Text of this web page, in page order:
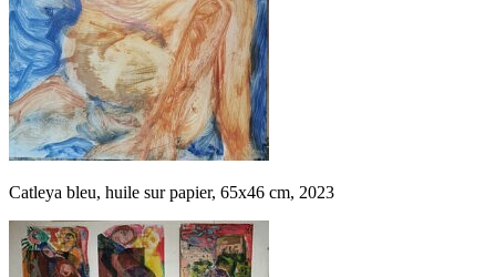
Catleya bleu, huile sur papier, 65x46 cm, 2023